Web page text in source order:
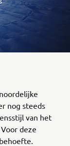
nog steeds
van het
deze